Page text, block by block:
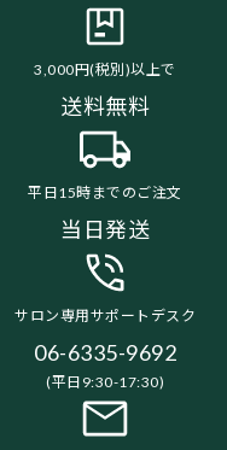
3,000円(税別)以上で
送料無料
平日15時までのご注文
当日発送
サロン専用サポートデスク
06-6335-9692
(平日9:30-17:30)